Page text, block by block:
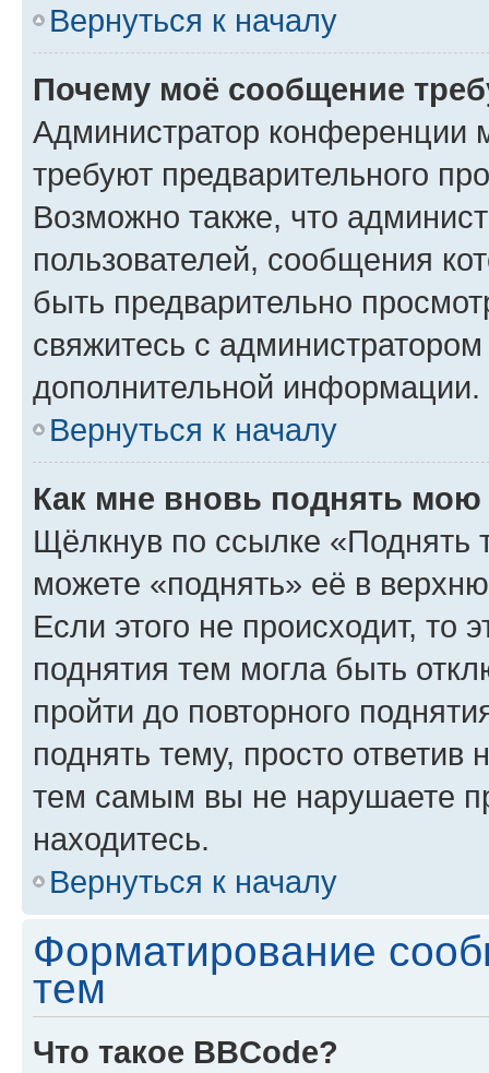
Вернуться к началу
Почему моё сообщение
Администратор конференции
требуют предварительного
Возможно также, что
пользователей, сообщения
быть предварительно
свяжитесь с
дополнительной информации.
Вернуться к началу
Как мне вновь поднять мою
Щёлкнув по ссылке «Поднять
можете «поднять» её в
Если этого не происходит, то
поднятия тем могла быть
пройти до повторного
поднять тему, просто ответив
тем самым вы не нарушаете
находитесь.
Вернуться к началу
Форматирование
тем
Что такое BBCode?